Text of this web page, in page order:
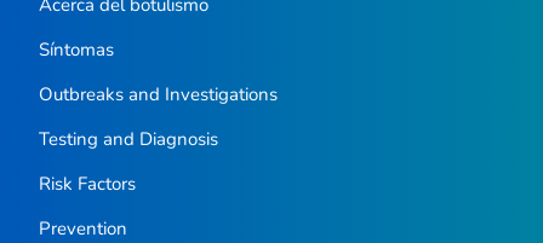
Acerca del botulismo
Síntomas
Outbreaks and Investigations
Testing and Diagnosis
Risk Factors
Prevention